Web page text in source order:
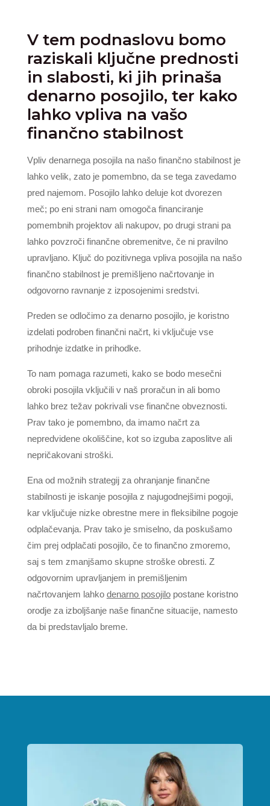
V tem podnaslovu bomo
raziskali ključne prednosti
in slabosti, ki jih prinaša
denarno posojilo, ter kako
lahko vpliva na vašo
finančno stabilnost
Vpliv denarnega posojila na našo finančno stabilnost je
lahko velik, zato je pomembno, da se tega zavedamo
pred najemom. Posojilo lahko deluje kot dvorezen
meč; po eni strani nam omogoča financiranje
pomembnih projektov ali nakupov, po drugi strani pa
lahko povzroči finančne obremenitve, če ni pravilno
upravljano. Ključ do pozitivnega vpliva posojila na našo
finančno stabilnost je premišljeno načrtovanje in
odgovorno ravnanje z izposojenimi sredstvi.
Preden se odločimo za denarno posojilo, je koristno
izdelati podroben finančni načrt, ki vključuje vse
prihodnje izdatke in prihodke.
To nam pomaga razumeti, kako se bodo mesečni
obroki posojila vključili v naš proračun in ali bomo
lahko brez težav pokrivali vse finančne obveznosti.
Prav tako je pomembno, da imamo načrt za
nepredvidene okoliščine, kot so izguba zaposlitve ali
nepričakovani stroški.
Ena od možnih strategij za ohranjanje finančne
stabilnosti je iskanje posojila z najugodnejšimi pogoji,
kar vključuje nizke obrestne mere in fleksibilne pogoje
odplačevanja. Prav tako je smiselno, da poskušamo
čim prej odplačati posojilo, če to finančno zmoremo,
saj s tem zmanjšamo skupne stroške obresti. Z
odgovornim upravljanjem in premišljenim
načrtovanjem lahko denarno posojilopostane koristno
orodje za izboljšanje naše finančne situacije, namesto
da bi predstavljalo breme.